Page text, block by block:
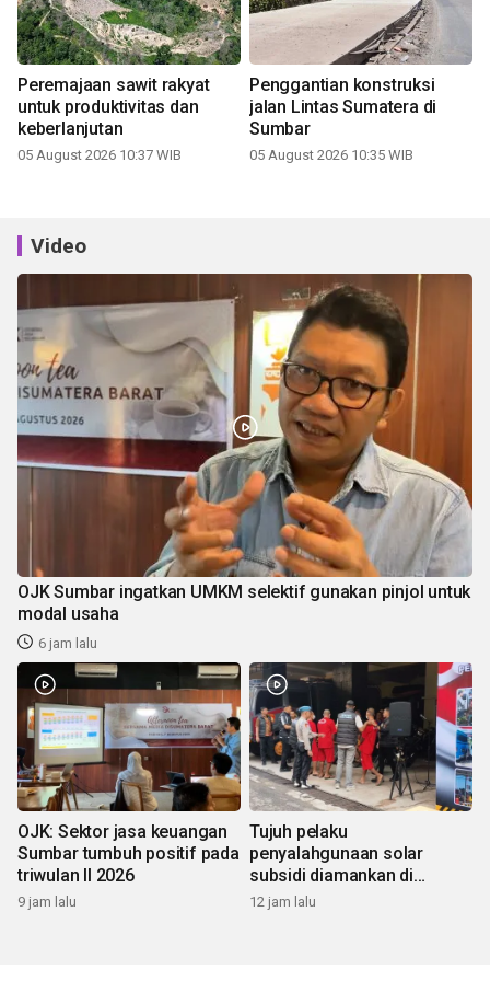
Peremajaan sawit rakyat
untuk produktivitas dan
keberlanjutan
05 August 2026 10:37 WIB
Penggantian konstruksi
jalan Lintas Sumatera di
Sumbar
05 August 2026 10:35 WIB
Video
OJK Sumbar ingatkan UMKM selektif gunakan pinjol untuk
modal usaha
6 jam lalu
OJK: Sektor jasa keuangan
Sumbar tumbuh positif pada
triwulan II 2026
9 jam lalu
Tujuh pelaku
penyalahgunaan solar
subsidi diamankan di
Sumbar
12 jam lalu